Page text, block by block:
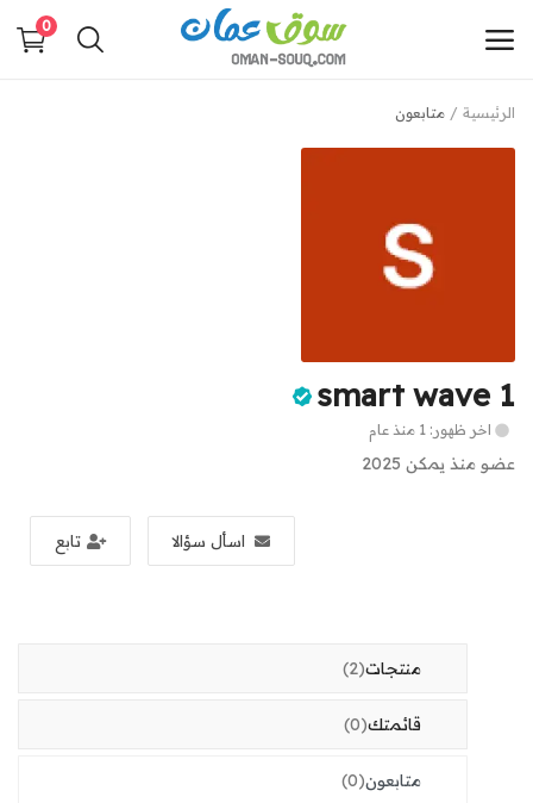
0
أضف
القائمة الرئيسية
قائمتك
مدونة سوق عمان
تسجيل الدخول
تسجيل حساب جديد
الرئيسية متابعون
smart wave 1
اخر ظهور: 1 منذ عام
عضو منذ يمكن 2025
اسأل سؤالا تابع
منتجات(2)
قائمتك(0)
متابعون(0)